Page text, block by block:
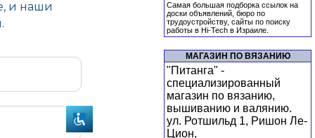
Самая большая подборка ссылок на
доски объявлений, бюро по
трудоустройству, сайты по поиску
работы в Hi-Tech в Израиле.
МАГАЗИН ПО ВЯЗАНИЮ
"Питанга" -
специализированный
магазин по вязанию,
вышиванию и валянию.
ул. Ротшильд 1, Ришон Ле-
Цион,